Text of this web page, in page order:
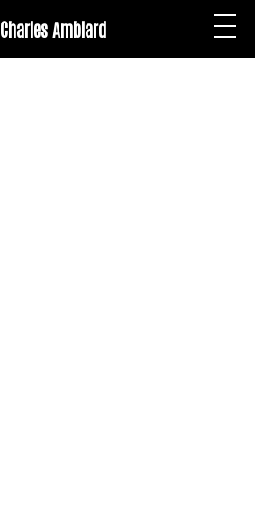
Charles Amblard